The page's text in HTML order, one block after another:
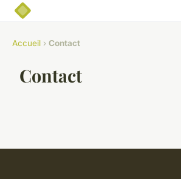
Accueil › Contact
Contact